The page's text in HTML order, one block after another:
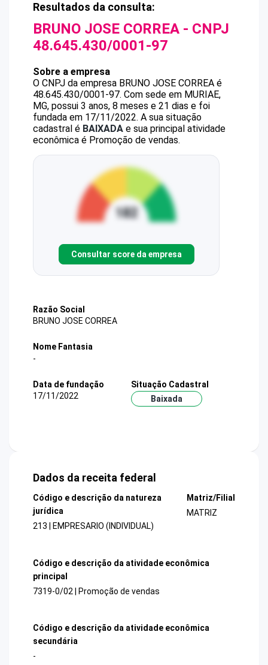
Resultados da consulta:
BRUNO JOSE CORREA - CNPJ
48.645.430/0001-97
Sobre a empresa
O CNPJ da empresa BRUNO JOSE CORREA é
48.645.430/0001-97. Com sede em MURIAE,
MG, possui 3 anos, 8 meses e 21 dias e foi
fundada em 17/11/2022. A sua situação
cadastral é BAIXADA e sua principal atividade
econômica é Promoção de vendas.
Consultar score da empresa
Razão Social
BRUNO JOSE CORREA
Nome Fantasia
-
Data de fundação
17/11/2022
Situação Cadastral
Baixada
Dados da receita federal
Código e descrição da natureza
jurídica
213 | EMPRESARIO (INDIVIDUAL)
Matriz/Filial
MATRIZ
Código e descrição da atividade econômica
principal
7319-0/02 | Promoção de vendas
Código e descrição da atividade econômica
secundária
-